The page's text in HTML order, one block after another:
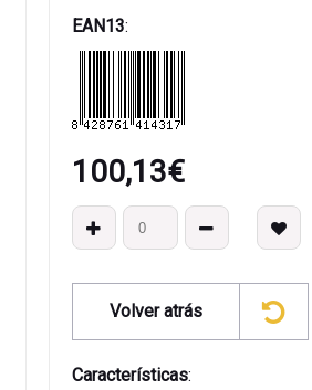
EAN13:
100,13€
Volver atrás
Características: